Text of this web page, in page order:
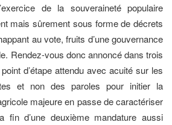
de la souveraineté populaire
mais sûrement sous forme de décrets
au vote, fruits d’une gouvernance
Rendez-vous donc annoncé dans trois
d’étape attendu avec acuité sur les
et non des paroles pour initier la
majeure en passe de caractériser
fin d’une deuxième mandature aussi